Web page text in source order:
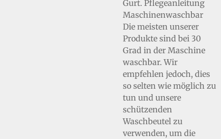
Gurt. Pflegeanleitung
Maschinenwaschbar
Die meisten unserer
Produkte sind bei 30
Grad in der Maschine
waschbar. Wir
empfehlen jedoch, dies
so selten wie möglich zu
tun und unsere
schützenden
Waschbeutel zu
verwenden, um die